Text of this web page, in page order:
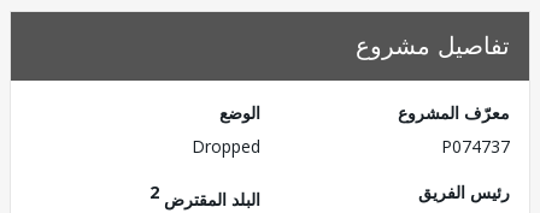
مشروع
المشروع
Dropped
الفريق
البلد المقترض